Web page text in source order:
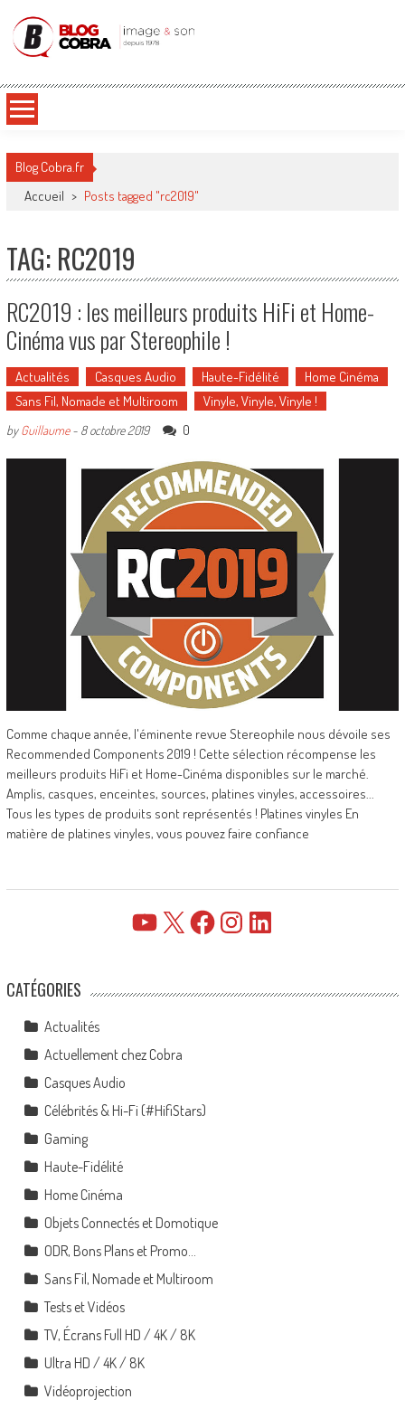
Blog Cobra
Blog Cobra.fr
Accueil > Posts tagged "rc2019"
TAG: RC2019
RC2019 : les meilleurs produits HiFi et Home-
Cinéma vus par Stereophile !
Actualités Casques Audio Haute-Fidélité
Home Cinéma
Sans Fil, Nomade et Multiroom
Vinyle, Vinyle, Vinyle !
byGuillaume- 8 octobre 2019 0
Comme chaque année, l'éminente revue Stereophile nous dévoile ses
Recommended Components 2019 ! Cette sélection récompense les
meilleurs produits HiFi et Home-Cinéma disponibles sur le marché.
Amplis, casques, enceintes, sources, platines vinyles, accessoires...
Tous les types de produits sont représentés ! Platines vinyles En
matière de platines vinyles, vous pouvez faire confiance
YouTube FacebookInstagramLinkedIn
CATÉGORIES
Actualités
Actuellement chez Cobra
Casques Audio
Célébrités & Hi-Fi (#HifiStars)
Gaming
Haute-Fidélité
Home Cinéma
Objets Connectés et Domotique
ODR, Bons Plans et Promo…
Sans Fil, Nomade et Multiroom
Tests et Vidéos
TV, Écrans Full HD / 4K / 8K
Ultra HD / 4K / 8K
Vidéoprojection